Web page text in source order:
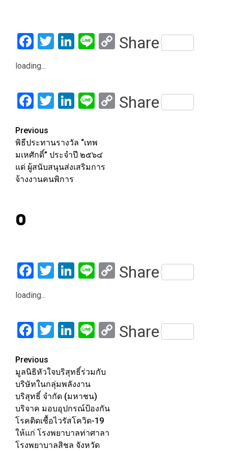
Facebook
Twitter
LinkedIn
LineCopy
Share
loading...
Facebook
Twitter
LinkedIn
LineCopy
Share
Post
navigation
Previous
พิธีประทานรางวัล “เทพ
มเหศักดิ์” ประจำปี ๒๕๖๔
แด่ ผู้สนับสนุนส่งเสริมการ
จ้างงานคนพิการ
0
Facebook
Twitter
LinkedIn
LineCopy
Share
loading...
Facebook
Twitter
LinkedIn
LineCopy
Share
Post
navigation
Previous
มูลนิธิหัวใจบริสุทธิ์ร่วมกับ
บริษัทในกลุ่มพลังงาน
บริสุทธิ์ จำกัด (มหาชน)
บริจาค มอบอุปกรณ์ป้องกัน
โรคติดเชื้อไวรัสโควิด-19
ให้แก่ โรงพยาบาลท่าศาลา
โรงพยาบาลสิชล จังหวัด